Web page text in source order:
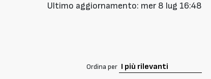
Ultimo aggiornamento: mer 8 lug 16:48
Ordina per